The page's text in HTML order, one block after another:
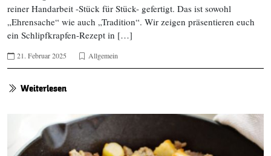
reiner Handarbeit -Stück für Stück- gefertigt. Das ist sowohl
„Ehrensache“ wie auch „Tradition“. Wir zeigen präsentieren euch
ein Schlipfkrapfen-Rezept in […]
21. Februar 2025 Allgemein
Weiterlesen